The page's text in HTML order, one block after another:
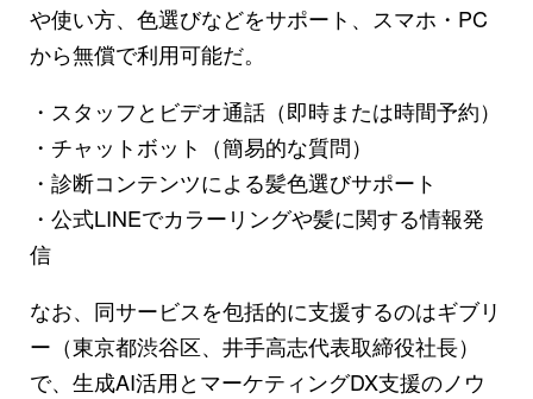
や使い方、色選びなどをサポート、スマホ・PC
から無償で利用可能だ。
・スタッフとビデオ通話（即時または時間予約）
・チャットボット（簡易的な質問）
・診断コンテンツによる髪色選びサポート
・公式LINEでカラーリングや髪に関する情報発
信
なお、同サービスを包括的に支援するのはギブリ
ー（東京都渋谷区、井手高志代表取締役社長）
で、生成AI活用とマーケティングDX支援のノウ